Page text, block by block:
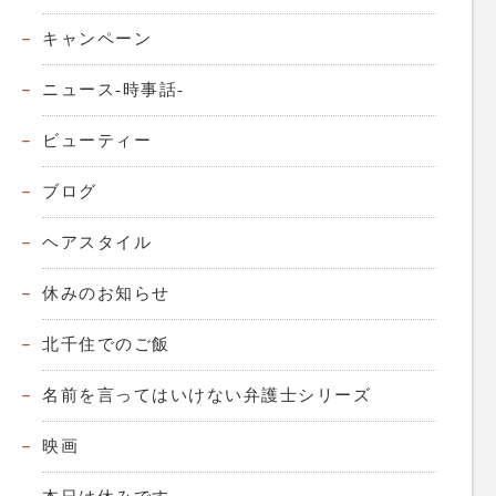
キャンペーン
ニュース-時事話-
ビューティー
ブログ
ヘアスタイル
休みのお知らせ
北千住でのご飯
名前を言ってはいけない弁護士シリーズ
映画